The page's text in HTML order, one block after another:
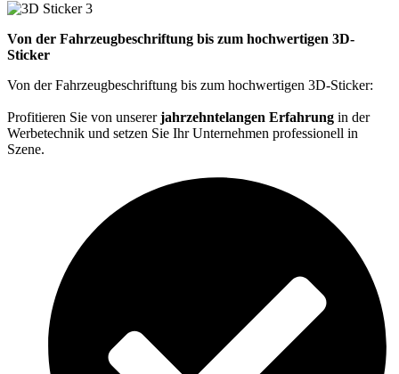
Von der Fahrzeugbeschriftung bis zum hochwertigen 3D-
Sticker
Von der Fahrzeugbeschriftung bis zum hochwertigen 3D-Sticker:
Profitieren Sie von unsererjahrzehntelangen Erfahrung in der
Werbetechnik und setzen Sie Ihr Unternehmen professionell in
Szene.